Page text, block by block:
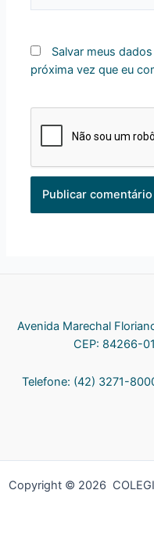
Salvar meus
próxima vez que eu
Avenida Marechal
CEP: 84266-
Telefone: (42) 3271-
Copyright © 2026